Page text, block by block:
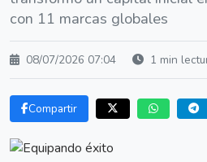
con 11 marcas globales
08/07/2026 07:04 1 min
Compartir